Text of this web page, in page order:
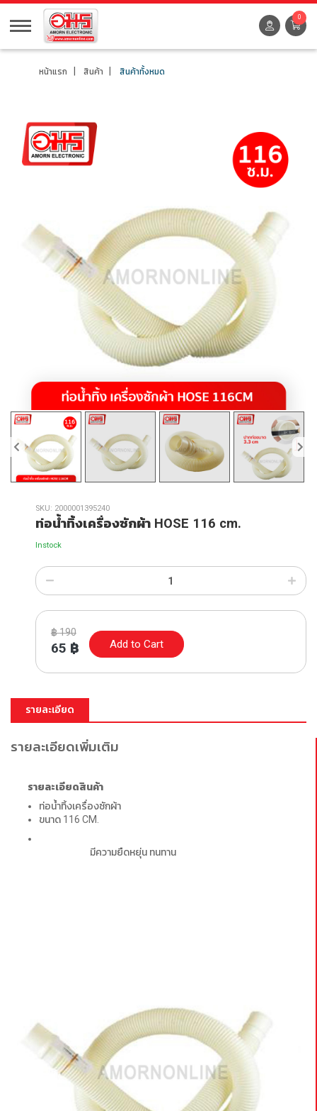
0
หน้าแรก สินค้า สินค้าทั้งหมด
SKU: 2000001395240
ท่อน้ำทิ้งเครื่องซักผ้า HOSE 116 cm.
Instock
฿190
65 ฿ Add to Cart
รายละเอียด
รายละเอียดเพิ่มเติม
รายละเอียดสินค้า
ท่อน้ำทิ้งเครื่องซักผ้า
ขนาด 116 CM.
มีความยืดหยุ่น ทนทาน